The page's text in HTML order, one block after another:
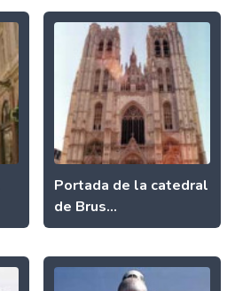
Portada de la catedral
de Brus...